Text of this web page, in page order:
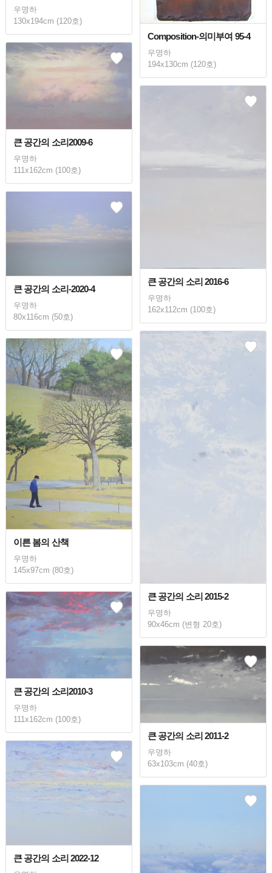
Composition-의미부여 95-4
우명하
194x130cm (120호)
우명하
130x194cm (120호)
큰 공간의 소리2009-6
우명하
111x162cm (100호)
큰 공간의 소리 2016-6
우명하
162x112cm (100호)
큰 공간의 소리-2020-4
우명하
80x116cm (50호)
큰 공간의 소리 2015-2
우명하
90x46cm (변형 20호)
이른 봄의 산책
우명하
145x97cm (80호)
큰 공간의 소리2010-3
우명하
111x162cm (100호)
큰 공간의 소리 2011-2
우명하
63x103cm (40호)
큰 공간의 소리 2022-12